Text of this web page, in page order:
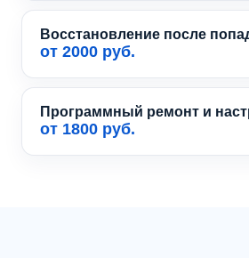
Восстановление после
от 2000 руб.
Программный ремонт и
от 1800 руб.